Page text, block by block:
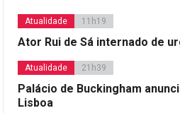
Atualidade 11h19
Ator Rui de Sá internado de
Atualidade 21h39
Palácio de Buckingham
Lisboa